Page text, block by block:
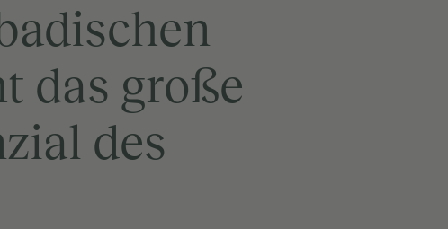
das große
des